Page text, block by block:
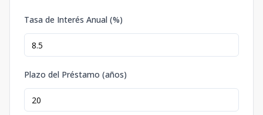
Tasa de Interés Anual (%)
Plazo del Préstamo (años)